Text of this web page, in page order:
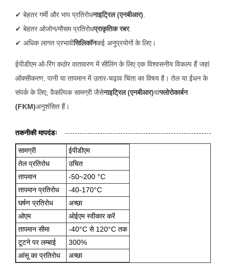
✔ बेहतर गर्मी और भाप प्रतिरोधनाइट्रिल (एनबीआर).
✔ बेहतर ओजोन/मौसम प्रतिरोधप्राकृतिक रबर.
✔ अधिक लागत प्रभावीसिलिकॉनकई अनुप्रयोगों के लिए।
ईपीडीएम ओ-रिंग कठोर वातावरण में सीलिंग के लिए एक विश्वसनीय विकल्प हैं जहां
ऑक्सीकरण, पानी या तापमान में उतार-चढ़ाव चिंता का विषय है। तेल या ईंधन के
संपर्क के लिए, वैकल्पिक सामग्री जैसेनाइट्रिल (एनबीआर)याफ्लोरोकार्बन
(FKM)अनुशंसित हैं।
तकनीकी मापदंडः
सामग्री
ईपीडीएम
तेल प्रतिरोध
उचित
तापमान
-50~200 °C
तापमान प्रतिरोध
-40-170°C
घर्षण प्रतिरोध
अच्छा
ओएम
ओईएम स्वीकार करें
तापमान सीमा
-40°C से 120°C तक
टूटने पर लम्बाई
300%
आंसू का प्रतिरोध
अच्छा